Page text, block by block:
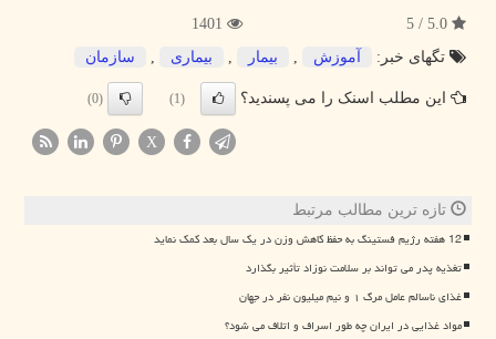
تگهای خبر:
آموزش , بیمار , بیماری , سازمان
این مطلب اسنک را می پسندید؟ (1)
(0)
X
تازه ترین مطالب مرتبط
12 هفته رژیم فستینگ به حفظ کاهش وزن در یک سال بعد کمک نماید
تغذیه پدر می تواند بر سلامت نوزاد تأثیر بگذارد
غذای ناسالم عامل مرگ ۱ و نیم میلیون نفر در جهان
مواد غذایی در ایران چه طور اسراف و اتلاف می شود؟